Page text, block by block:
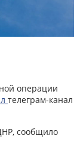
операции
телеграм-канал
сообщило